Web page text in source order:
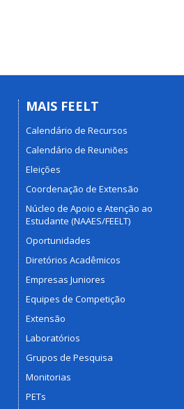
MAIS FEELT
Calendário de Recursos
Calendário de Reuniões
Eleições
Coordenação de Extensão
Núcleo de Apoio e Atenção ao
Estudante (NAAES/FEELT)
Oportunidades
Diretórios Acadêmicos
Empresas Juniores
Equipes de Competição
Extensão
Laboratórios
Grupos de Pesquisa
Monitorias
PETs